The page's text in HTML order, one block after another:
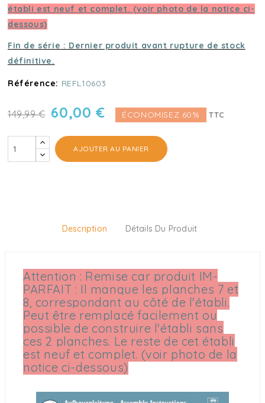
établi est neuf et complet. (voir photo de la notice ci-
dessous)
Fin de série : Dernier produit avant rupture de stock
définitive.
Référence: REFL10603
149,99 € 60,00 € ÉCONOMISEZ 60% TTC
AJOUTER AU PANIER
Description Détails Du Produit
Attention : Remise car produit IM-
PARFAIT : Il manque les planches 7 et
8, correspondant au côté de l'établi.
Peut être remplacé facilement ou
possible de construire l'établi sans
ces 2 planches. Le reste de cet établi
est neuf et complet. (voir photo de la
notice ci-dessous)